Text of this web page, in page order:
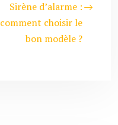
Sirène d’alarme :
comment choisir le
bon modèle ?